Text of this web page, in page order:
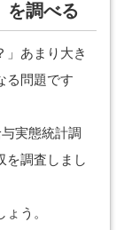
を調べる
」あまり大き
る問題です
実態統計調
を調査しまし
う。